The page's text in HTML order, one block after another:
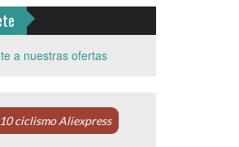
a nuestras ofertas
ciclismo Aliexpress